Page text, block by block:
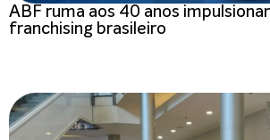
ABF ruma aos 40 anos
franchising brasileiro